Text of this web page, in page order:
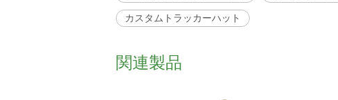
カスタムトラッカーハット
関連製品